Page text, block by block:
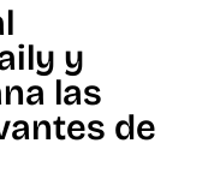
y
las
de